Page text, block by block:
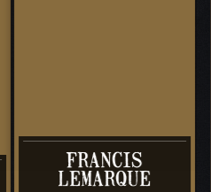
FRANCIS
LEMARQUE